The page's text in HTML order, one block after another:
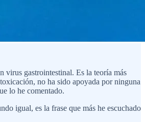
virus gastrointestinal. Es la teoría más
no ha sido apoyada por ninguna
lo he comentado.
igual, es la frase que más he escuchado